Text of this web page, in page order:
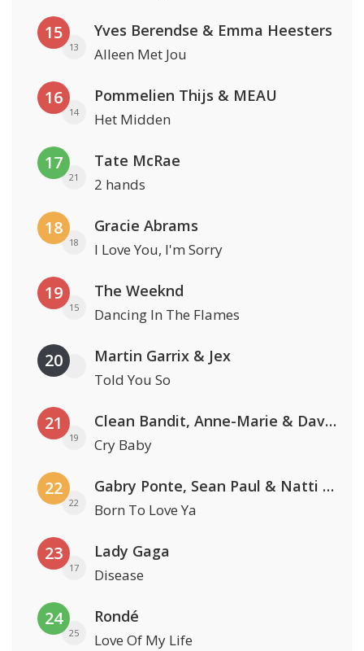
15
13
Yves Berendse & Emma Heesters
Alleen Met Jou
16
14
Pommelien Thijs & MEAU
Het Midden
17
21
Tate McRae
2 hands
18
18
Gracie Abrams
I Love You, I'm Sorry
19
15
The Weeknd
Dancing In The Flames
20 Martin Garrix & Jex
Told You So
21
19
Clean Bandit, Anne-Marie & David Guetta
Cry Baby
22
22
Gabry Ponte, Sean Paul & Natti Natasha
Born To Love Ya
23
17
Lady Gaga
Disease
24
25
Rondé
Love Of My Life